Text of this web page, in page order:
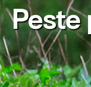
Peste